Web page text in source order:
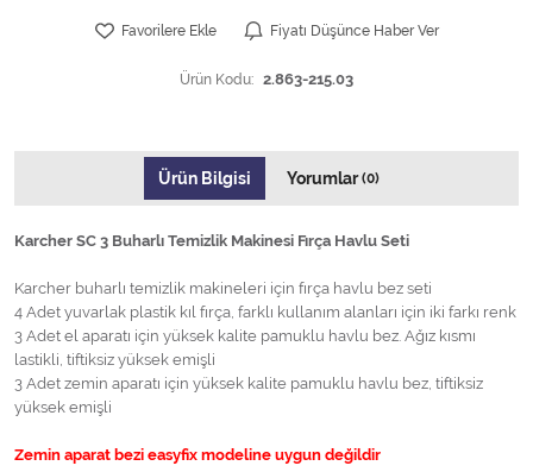
Favorilere Ekle Fiyatı Düşünce Haber Ver
Ürün Kodu: 2.863-215.03
Ürün Bilgisi Yorumlar(0)
Karcher SC 3 Buharlı Temizlik Makinesi Fırça Havlu Seti
Karcher buharlı temizlik makineleri için fırça havlu bez seti
4 Adet yuvarlak plastik kıl fırça, farklı kullanım alanları için iki farkı renk
3 Adet el aparatı için yüksek kalite pamuklu havlu bez. Ağız kısmı
lastikli, tiftiksiz yüksek emişli
3 Adet zemin aparatı için yüksek kalite pamuklu havlu bez, tiftiksiz
yüksek emişli
Zemin aparat bezi easyfix modeline uygun değildir